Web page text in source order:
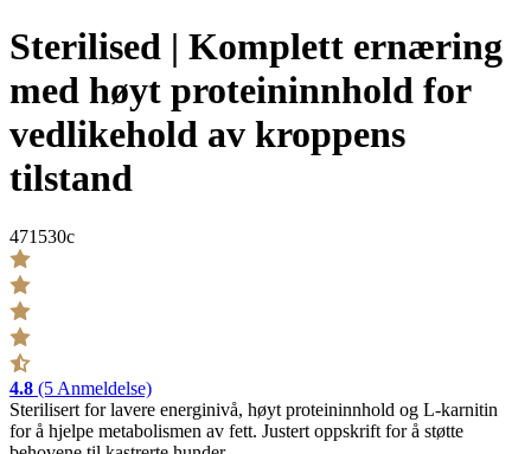
Sterilised | Komplett ernæring
med høyt proteininnhold for
vedlikehold av kroppens
tilstand
471530c
4.8 (5 Anmeldelse)
Sterilisert for lavere energinivå, høyt proteininnhold og L-karnitin
for å hjelpe metabolismen av fett. Justert oppskrift for å støtte